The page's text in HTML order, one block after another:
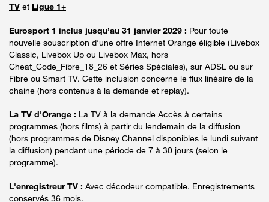
TV et Ligue 1+
Eurosport 1 inclus jusqu’au 31 janvier 2029 : Pour toute
nouvelle souscription d’une offre Internet Orange éligible (Livebox
Classic, Livebox Up ou Livebox Max, hors
Cheat_Code_Fibre_18_26 et Séries Spéciales), sur ADSL ou sur
Fibre ou Smart TV. Cette inclusion concerne le flux linéaire de la
chaine (hors contenus à la demande et replay).
La TV d'Orange : La TV à la demande Accès à certains
programmes (hors films) à partir du lendemain de la diffusion
(hors programmes de Disney Channel disponibles le lundi suivant
la diffusion) pendant une période de 7 à 30 jours (selon le
programme).
L'enregistreur TV : Avec décodeur compatible. Enregistrements
conservés 36 mois.